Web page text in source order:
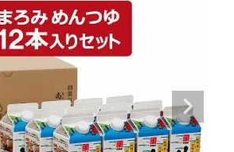
オンラインストア
マイページ